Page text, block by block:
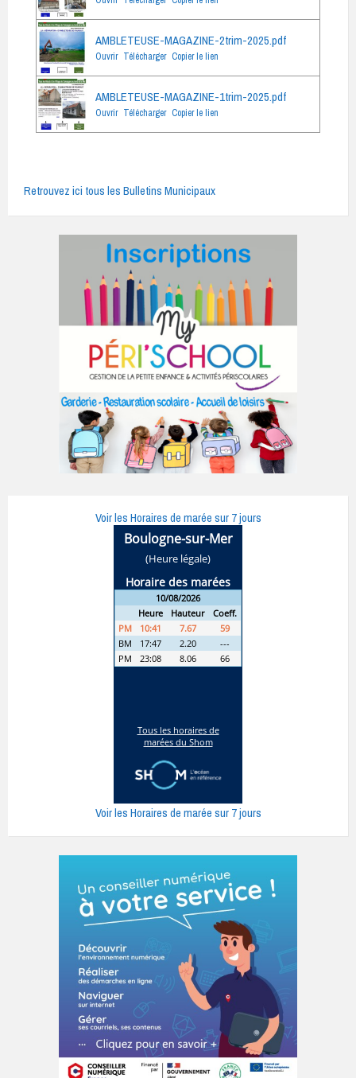
AMBLETEUSE-MAGAZINE-2trim-2025.pdf
Ouvrir Télécharger Copier le lien
AMBLETEUSE-MAGAZINE-1trim-2025.pdf
Ouvrir Télécharger Copier le lien
Retrouvez ici tous les Bulletins Municipaux
Voir les Horaires de marée sur 7 jours
Voir les Horaires de marée sur 7 jours